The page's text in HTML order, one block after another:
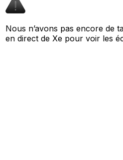
Nous n’avons pas encore de
en direct de Xe pour voir les